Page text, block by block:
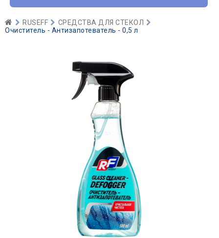
RUSEFF
СРЕДСТВА ДЛЯ СТЕКОЛ
Очиститель - Антизапотеватель - 0,5 л